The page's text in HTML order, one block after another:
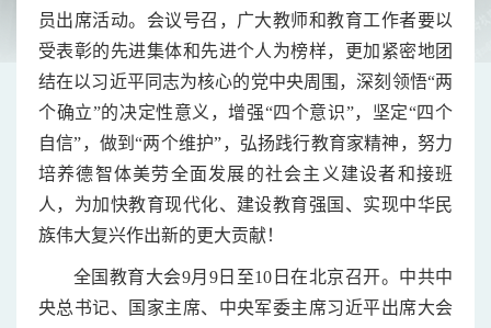
员出席活动。会议号召，广大教师和教育工作者要以
受表彰的先进集体和先进个人为榜样，更加紧密地团
结在以习近平同志为核心的党中央周围，深刻领悟“两
个确立”的决定性意义，增强“四个意识”，坚定“四个
自信”，做到“两个维护”，弘扬践行教育家精神，努力
培养德智体美劳全面发展的社会主义建设者和接班
人，为加快教育现代化、建设教育强国、实现中华民
族伟大复兴作出新的更大贡献！
全国教育大会9月9日至10日在北京召开。中共中
央总书记、国家主席、中央军委主席习近平出席大会